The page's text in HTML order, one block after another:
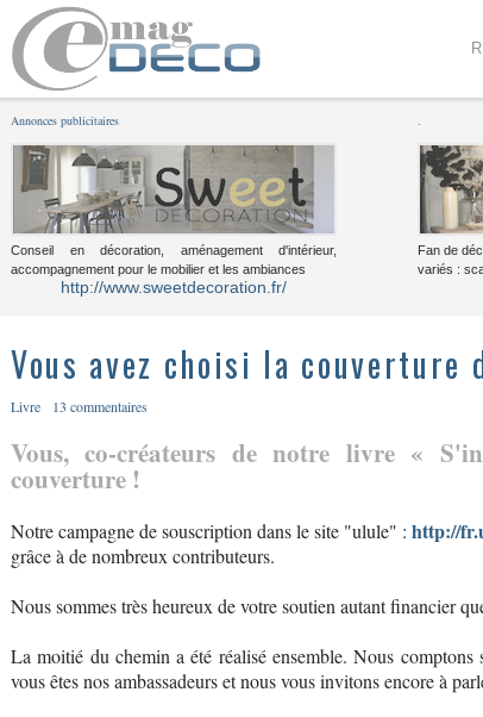
Annonces publicitaires
Conseil en décoration, aménagement d'intérieur,
accompagnement pour le mobilier et les ambiances
http://www.sweetdecoration.fr/
Fan de
variés :
Vous avez choisi la couverture
Livre 13 commentaires
Vous, co-créateurs de notre livre «
couverture !
Notre campagne de souscription dans le site "ulule" : http://
grâce à de nombreux contributeurs.
Nous sommes très heureux de votre soutien autant financier
La moitié du chemin a été réalisé ensemble. Nous comptons
vous êtes nos ambassadeurs et nous vous invitons encore à